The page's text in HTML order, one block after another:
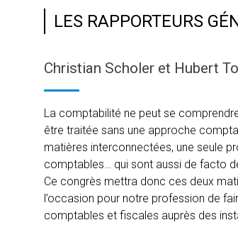
LES RAPPORTEURS
Christian Scholer et Hubert
La comptabilité ne peut se
être traitée sans une approche
matières interconnectées, une seule
comptables… qui sont aussi de facto
Ce congrès mettra donc ces deux
l’occasion pour notre profession de
comptables et fiscales auprès des